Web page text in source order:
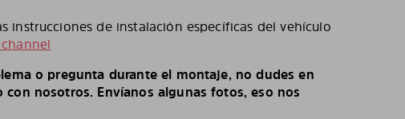
instrucciones de instalación específicas del vehículo
o pregunta durante el montaje, no dudes en
nosotros. Envíanos algunas fotos, eso nos